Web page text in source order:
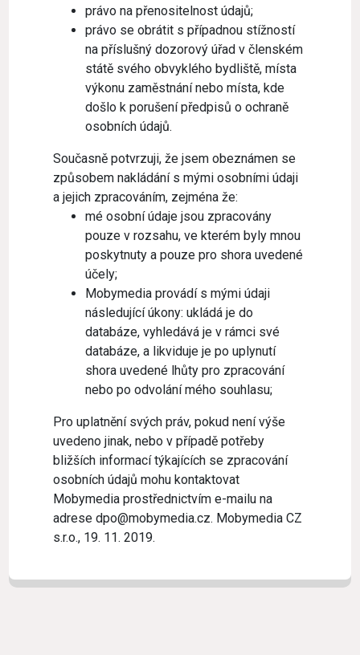
právo na přenositelnost údajů;
právo se obrátit s případnou stížností
na příslušný dozorový úřad v členském
státě svého obvyklého bydliště, místa
výkonu zaměstnání nebo místa, kde
došlo k porušení předpisů o ochraně
osobních údajů.
Současně potvrzuji, že jsem obeznámen se
způsobem nakládání s mými osobními údaji
a jejich zpracováním, zejména že:
mé osobní údaje jsou zpracovány
pouze v rozsahu, ve kterém byly mnou
poskytnuty a pouze pro shora uvedené
účely;
Mobymedia provádí s mými údaji
následující úkony: ukládá je do
databáze, vyhledává je v rámci své
databáze, a likviduje je po uplynutí
shora uvedené lhůty pro zpracování
nebo po odvolání mého souhlasu;
Pro uplatnění svých práv, pokud není výše
uvedeno jinak, nebo v případě potřeby
bližších informací týkajících se zpracování
osobních údajů mohu kontaktovat
Mobymedia prostřednictvím e-mailu na
adrese dpo@mobymedia.cz. Mobymedia CZ
s.r.o., 19. 11. 2019.